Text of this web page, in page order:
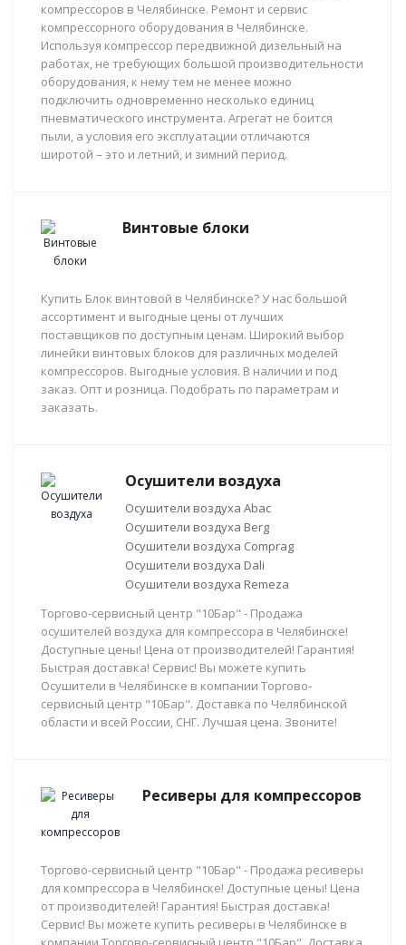
компрессоров в Челябинске. Ремонт и сервис
компрессорного оборудования в Челябинске.
Используя компрессор передвижной дизельный на
работах, не требующих большой производительности
оборудования, к нему тем не менее можно
подключить одновременно несколько единиц
пневматического инструмента. Агрегат не боится
пыли, а условия его эксплуатации отличаются
широтой – это и летний, и зимний период.
Винтовые блоки
Купить Блок винтовой в Челябинске? У нас большой
ассортимент и выгодные цены от лучших
поставщиков по доступным ценам. Широкий выбор
линейки винтовых блоков для различных моделей
компрессоров. Выгодные условия. В наличии и под
заказ. Опт и розница. Подобрать по параметрам и
заказать.
Осушители воздуха
Осушители воздуха Abac
Осушители воздуха Berg
Осушители воздуха Comprag
Осушители воздуха Dali
Осушители воздуха Remeza
Торгово-сервисный центр "10Бар" - Продажа
осушителей воздуха для компрессора в Челябинске!
Доступные цены! Цена от производителей! Гарантия!
Быстрая доставка! Сервис! Вы можете купить
Осушители в Челябинске в компании Торгово-
сервисный центр "10Бар". Доставка по Челябинской
области и всей России, СНГ. Лучшая цена. Звоните!
Ресиверы для компрессоров
Торгово-сервисный центр "10Бар" - Продажа ресиверы
для компрессора в Челябинске! Доступные цены! Цена
от производителей! Гарантия! Быстрая доставка!
Сервис! Вы можете купить ресиверы в Челябинске в